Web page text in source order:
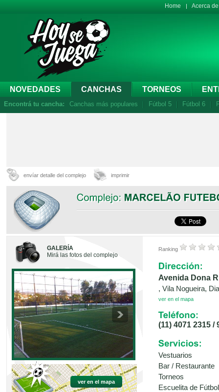
Home Acerca
NOVEDADES CANCHAS TORNEOS
Encontrá tu cancha: Canchas más populares Fútbol 5 Fútbol 6
envíar detalle del complejo imprimir
GALERÍA
Mirá las fotos del complejo
ver en el mapa
Ranking
Avenida Dona
, Vila Nogueira,
ver en el mapa
(11) 4071 2315 /
Vestuarios
Bar / Restaurante
Torneos
Escuelita de Fútbol